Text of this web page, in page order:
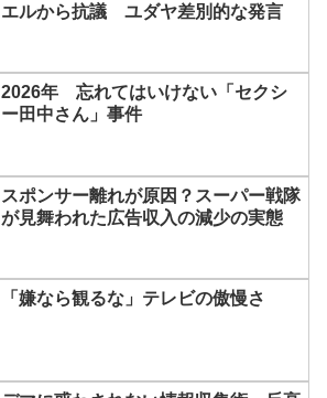
エルから抗議 ユダヤ差別的な発言
2026年 忘れてはいけない「セクシ
ー田中さん」事件
スポンサー離れが原因？スーパー戦隊
が見舞われた広告収入の減少の実態
「嫌なら観るな」テレビの傲慢さ